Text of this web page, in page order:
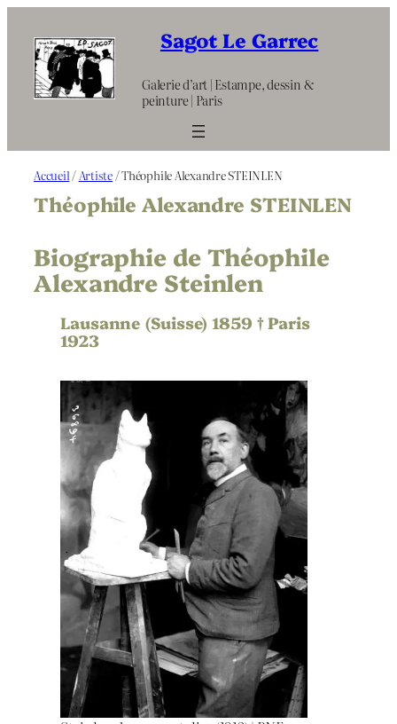
contenu
Sagot Le Garrec
Galerie d’art | Estampe, dessin &
peinture | Paris
Accueil / Artiste/ Théophile Alexandre STEINLEN
Théophile Alexandre STEINLEN
Biographie de Théophile
Alexandre Steinlen
Lausanne (Suisse) 1859 † Paris
1923